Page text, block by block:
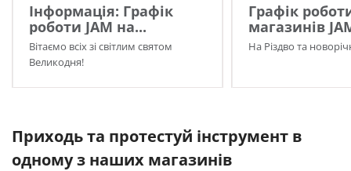
Інформація: Графік
роботи JAM на...
Вітаємо всіх зі світлим святом
Великодня!
Графік
магазинів
На Різдво та
Приходь та протестуй інструмент в
одному з наших магазинів